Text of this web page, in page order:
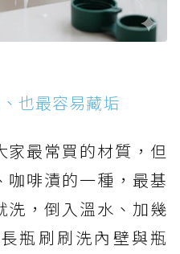
也最容易藏垢
最常買的材質，但
咖啡漬的一種，最基
洗，倒入溫水、加幾
瓶刷刷洗內壁與瓶